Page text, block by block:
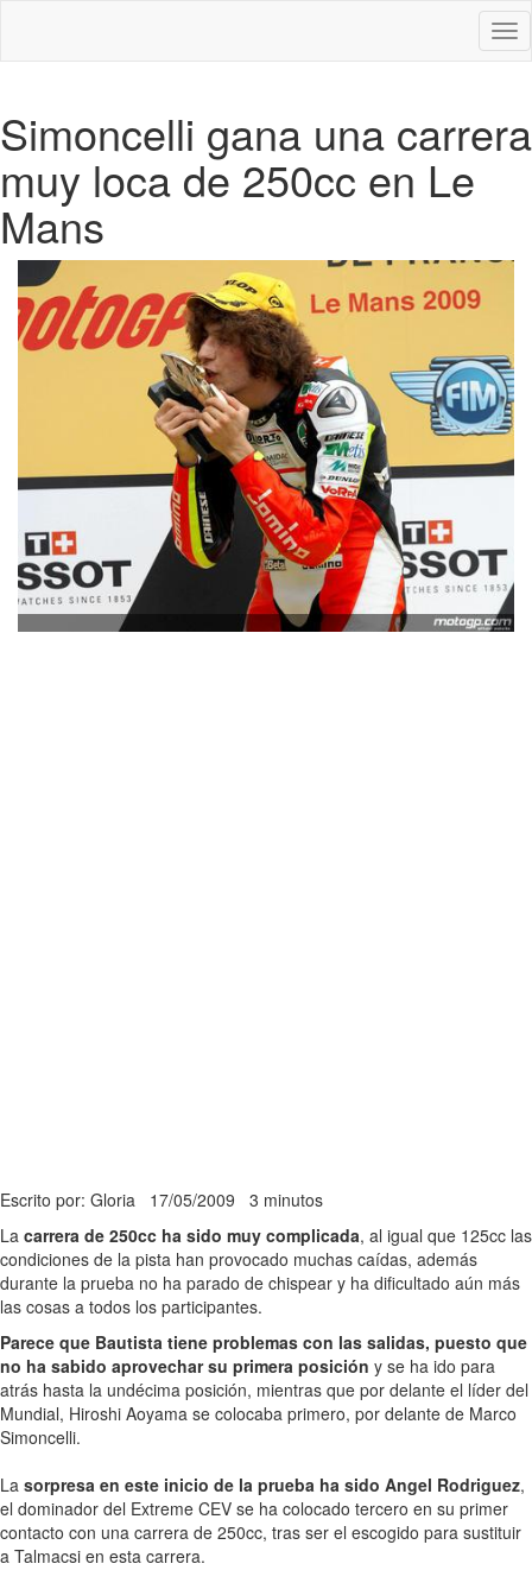
Simoncelli gana una carrera
muy loca de 250cc en Le
Mans
Escrito por: Gloria 17/05/2009 3 minutos
La carrera de 250cc ha sido muy complicada, al igual que 125cc las
condiciones de la pista han provocado muchas caídas, además
durante la prueba no ha parado de chispear y ha dificultado aún más
las cosas a todos los participantes.
Parece que Bautista tiene problemas con las salidas, puesto que
no ha sabido aprovechar su primera posición y se ha ido para
atrás hasta la undécima posición, mientras que por delante el líder del
Mundial, Hiroshi Aoyama se colocaba primero, por delante de Marco
Simoncelli.
La sorpresa en este inicio de la prueba ha sido Angel Rodriguez,
el dominador del Extreme CEV se ha colocado tercero en su primer
contacto con una carrera de 250cc, tras ser el escogido para sustituir
a Talmacsi en esta carrera.